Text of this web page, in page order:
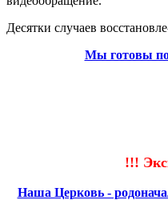
Десятки случаев
Мы готовы
!!!
Наша Церковь -